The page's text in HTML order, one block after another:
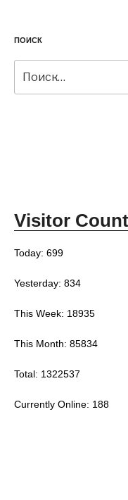
ПОИСК
Visitor
Today: 699
Yesterday: 834
This Week: 18935
This Month: 85834
Total: 1322537
Currently Online: 188